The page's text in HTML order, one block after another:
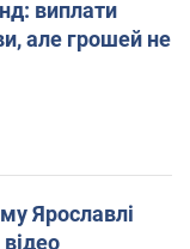
виплати
але грошей не
Ярославлі